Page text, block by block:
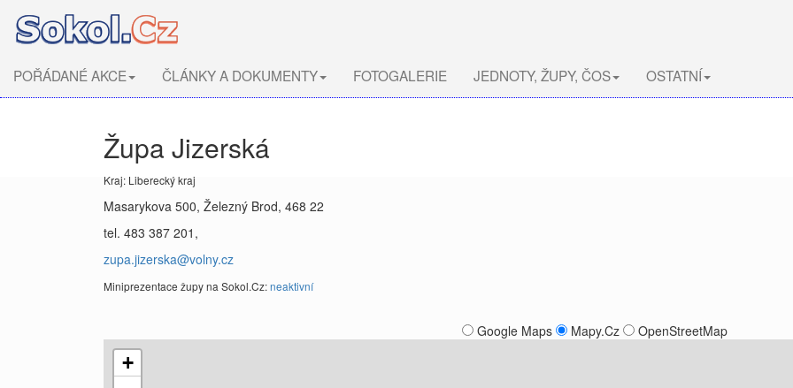
POŘÁDANÉ AKCE ČLÁNKY A DOKUMENTY FOTOGALERIE JEDNOTY, ŽUPY, ČOS OSTATNÍ
Župa Jizerská
Kraj: Liberecký kraj
Masarykova 500, Železný Brod, 468 22
tel. 483 387 201,
zupa.jizerska@volny.cz
Miniprezentace župy na Sokol.Cz:neaktivní
Google Maps Mapy.Cz OpenStreetMap
+